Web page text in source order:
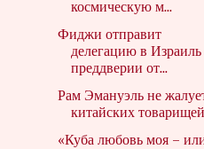
космическую м...
Фиджи отправит
делегацию в Израиль
преддверии от...
Рам Эмануэль не
китайских товарищей
«Куба любовь моя –